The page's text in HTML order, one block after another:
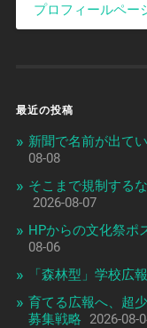
プロフィールペー
最近の投稿
新聞で名前が出て
08-08
そこまで規制する
2026-08-07
HPからの文化祭ポ
08-06
「森林型」学校広
育てる広報へ、超
募集戦略
2026-08-